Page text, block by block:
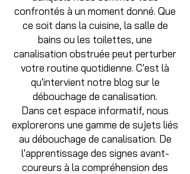
confrontés à un moment donné. Que
ce soit dans la cuisine, la salle de
bains ou les toilettes, une
canalisation obstruée peut perturber
votre routine quotidienne. C'est là
qu'intervient notre blog sur le
débouchage de canalisation.
Dans cet espace informatif, nous
explorerons une gamme de sujets liés
au débouchage de canalisation. De
l'apprentissage des signes avant-
coureurs à la compréhension des